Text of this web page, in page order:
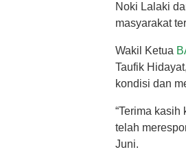
Noki Lalaki
masyarakat
Wakil Ketua
Taufik
kondisi dan
“Terima
telah
Juni.